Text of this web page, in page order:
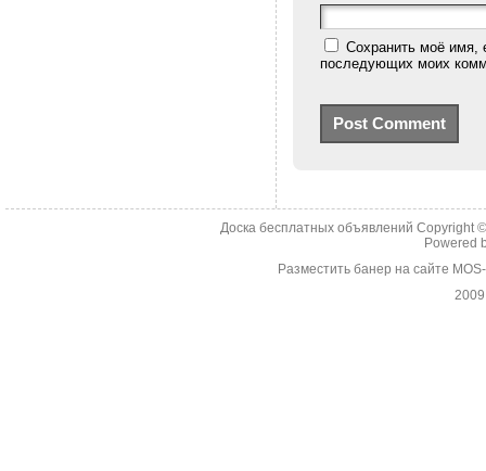
Сохранить моё имя,
последующих моих
Доска бесплатных объявлений Copyright
Powered
Разместить банер на сайте